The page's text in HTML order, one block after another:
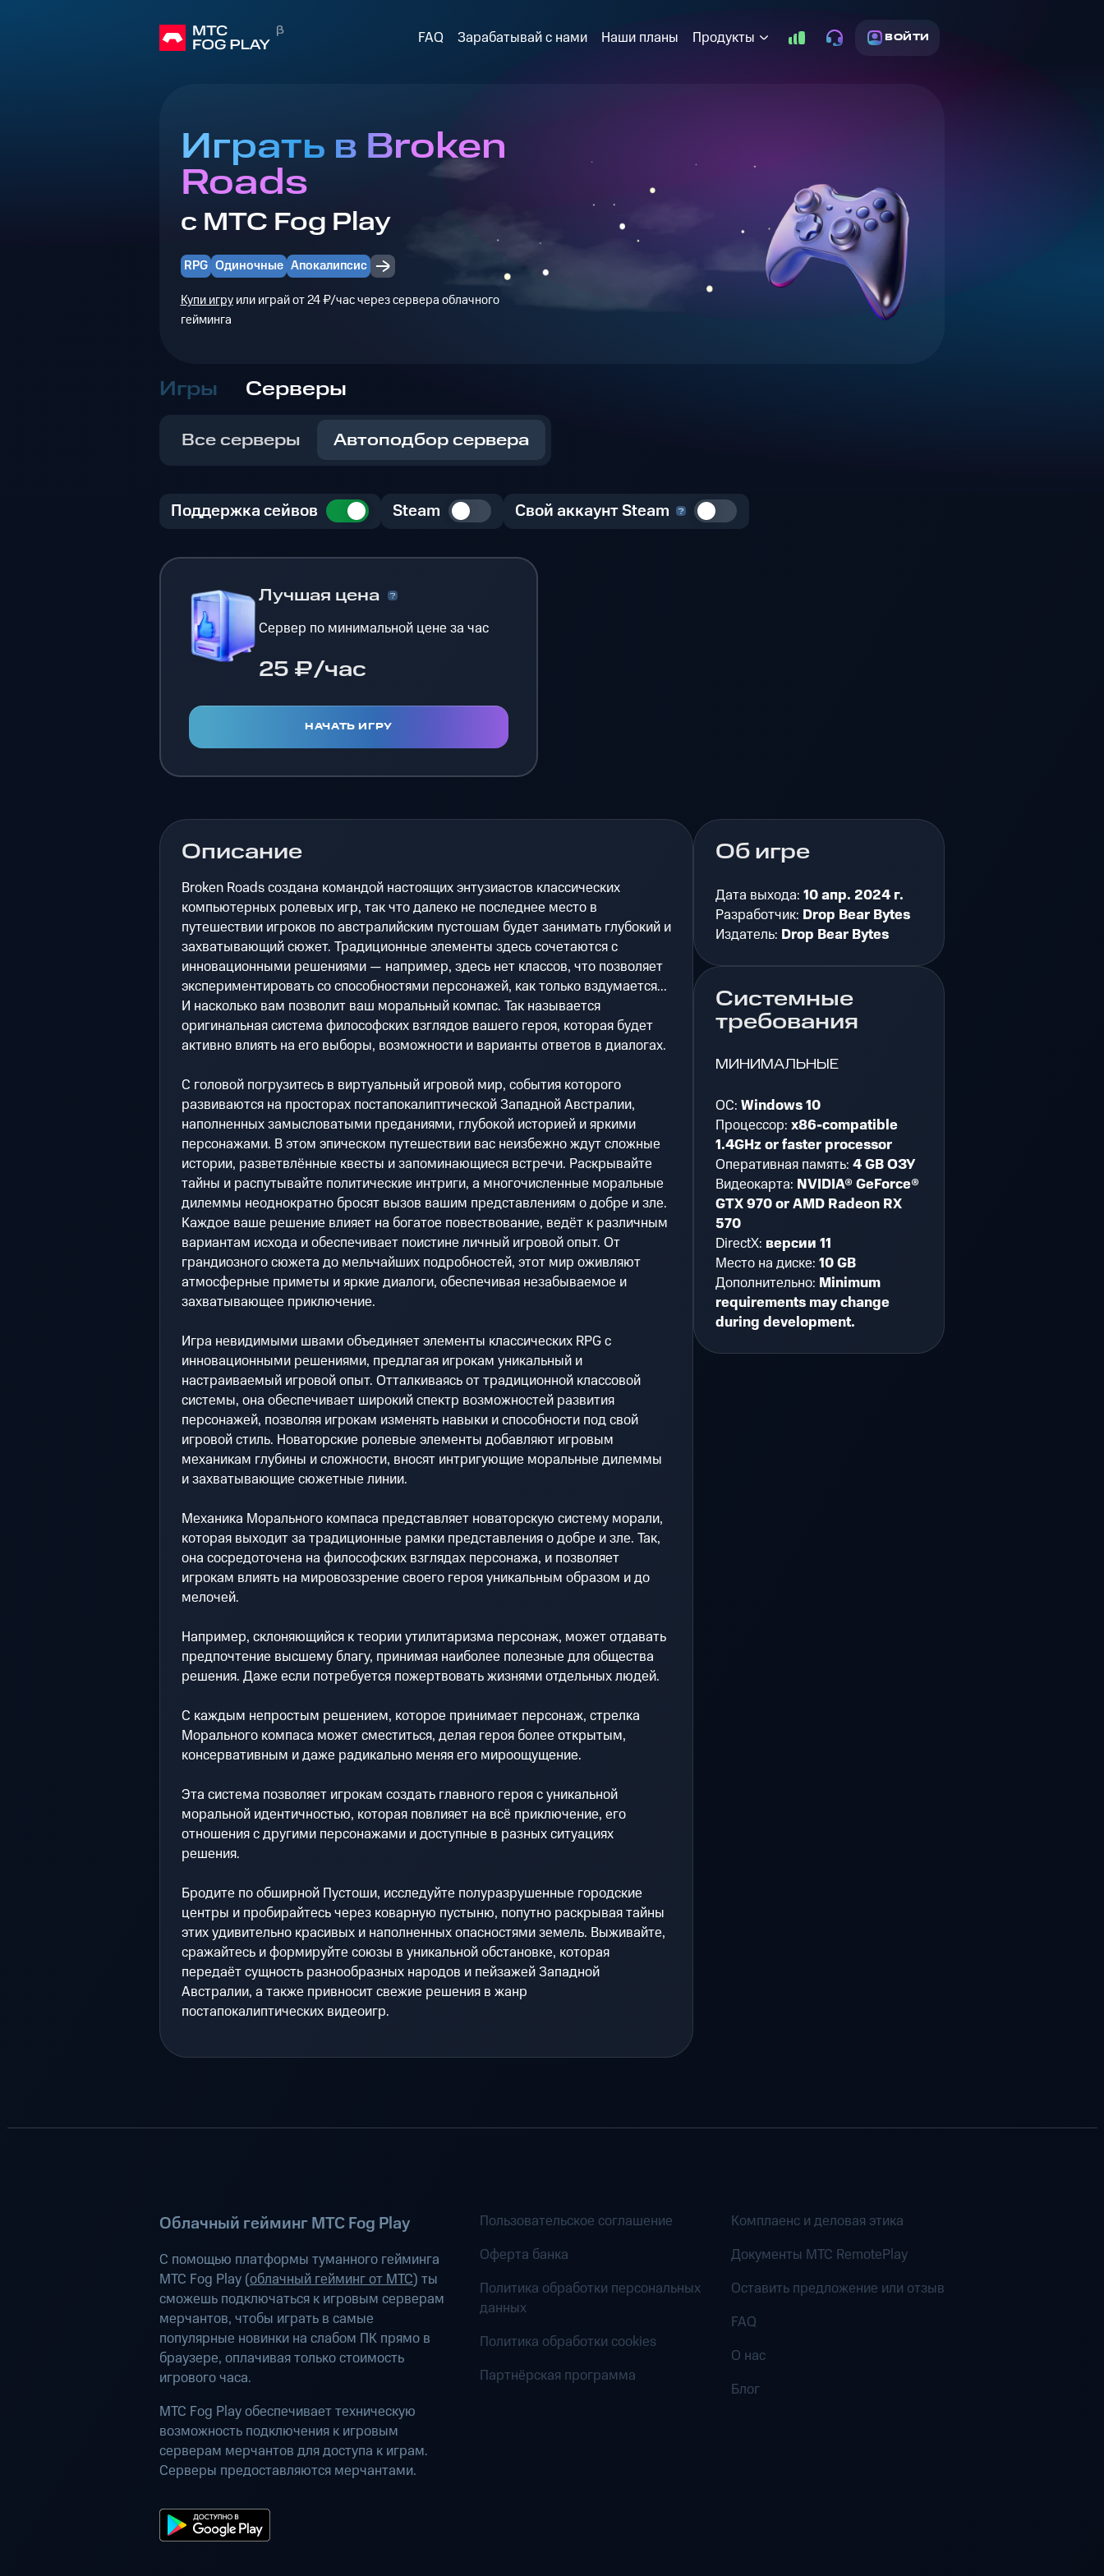
FAQ Зарабатывай с нами Наши планы Продукты ВОЙТИ
Играть в Broken
Roads
с МТС Fog Play
RPG Одиночные Апокалипсис
Купи игруили играй от 24 ₽/час через сервера облачного
гейминга
Игры Серверы
Все серверы Автоподбор сервера
Поддержка сейвов Steam Свой аккаунт Steam
Лучшая цена
Сервер по минимальной цене за час
25 ₽/час
НАЧАТЬ ИГРУ
Описание
Broken Roads создана командой настоящих энтузиастов классических
компьютерных ролевых игр, так что далеко не последнее место в
путешествии игроков по австралийским пустошам будет занимать глубокий и
захватывающий сюжет. Традиционные элементы здесь сочетаются с
инновационными решениями — например, здесь нет классов, что позволяет
экспериментировать со способностями персонажей, как только вздумается...
И насколько вам позволит ваш моральный компас. Так называется
оригинальная система философских взглядов вашего героя, которая будет
активно влиять на его выборы, возможности и варианты ответов в диалогах.
С головой погрузитесь в виртуальный игровой мир, события которого
развиваются на просторах постапокалиптической Западной Австралии,
наполненных замысловатыми преданиями, глубокой историей и яркими
персонажами. В этом эпическом путешествии вас неизбежно ждут сложные
истории, разветвлённые квесты и запоминающиеся встречи. Раскрывайте
тайны и распутывайте политические интриги, а многочисленные моральные
дилеммы неоднократно бросят вызов вашим представлениям о добре и зле.
Каждое ваше решение влияет на богатое повествование, ведёт к различным
вариантам исхода и обеспечивает поистине личный игровой опыт. От
грандиозного сюжета до мельчайших подробностей, этот мир оживляют
атмосферные приметы и яркие диалоги, обеспечивая незабываемое и
захватывающее приключение.
Игра невидимыми швами объединяет элементы классических RPG с
инновационными решениями, предлагая игрокам уникальный и
настраиваемый игровой опыт. Отталкиваясь от традиционной классовой
системы, она обеспечивает широкий спектр возможностей развития
персонажей, позволяя игрокам изменять навыки и способности под свой
игровой стиль. Новаторские ролевые элементы добавляют игровым
механикам глубины и сложности, вносят интригующие моральные дилеммы
и захватывающие сюжетные линии.
Механика Морального компаса представляет новаторскую систему морали,
которая выходит за традиционные рамки представления о добре и зле. Так,
она сосредоточена на философских взглядах персонажа, и позволяет
игрокам влиять на мировоззрение своего героя уникальным образом и до
мелочей.
Например, склоняющийся к теории утилитаризма персонаж, может отдавать
предпочтение высшему благу, принимая наиболее полезные для общества
решения. Даже если потребуется пожертвовать жизнями отдельных людей.
С каждым непростым решением, которое принимает персонаж, стрелка
Морального компаса может сместиться, делая героя более открытым,
консервативным и даже радикально меняя его мироощущение.
Эта система позволяет игрокам создать главного героя с уникальной
моральной идентичностью, которая повлияет на всё приключение, его
отношения с другими персонажами и доступные в разных ситуациях
решения.
Бродите по обширной Пустоши, исследуйте полуразрушенные городские
центры и пробирайтесь через коварную пустыню, попутно раскрывая тайны
этих удивительно красивых и наполненных опасностями земель. Выживайте,
сражайтесь и формируйте союзы в уникальной обстановке, которая
передаёт сущность разнообразных народов и пейзажей Западной
Австралии, а также привносит свежие решения в жанр
постапокалиптических видеоигр.
Об игре
Дата выхода: 10 апр. 2024 г.
Разработчик: Drop Bear Bytes
Издатель: Drop Bear Bytes
Системные
требования
МИНИМАЛЬНЫЕ
ОС: Windows 10
Процессор: x86-compatible
1.4GHz or faster processor
Оперативная память: 4 GB ОЗУ
Видеокарта: NVIDIA® GeForce®
GTX 970 or AMD Radeon RX
570
DirectX: версии 11
Место на диске: 10 GB
Дополнительно: Minimum
requirements may change
during development.
Облачный гейминг МТС Fog Play
С помощью платформы туманного гейминга
МТС Fog Play (облачный гейминг от МТС) ты
сможешь подключаться к игровым серверам
мерчантов, чтобы играть в самые
популярные новинки на слабом ПК прямо в
браузере, оплачивая только стоимость
игрового часа.
МТС Fog Play обеспечивает техническую
возможность подключения к игровым
серверам мерчантов для доступа к играм.
Серверы предоставляются мерчантами.
Пользовательское соглашение
Оферта банка
Политика обработки персональных
данных
Политика обработки cookies
Партнёрская программа
Комплаенс и деловая этика
Документы MTC RemotePlay
Оставить предложение или отзыв
FAQ
О нас
Блог